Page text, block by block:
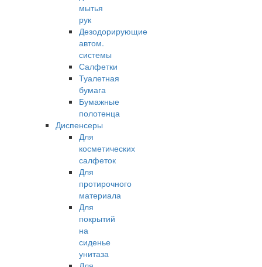
мытья
рук
Дезодорирующие
автом.
системы
Салфетки
Туалетная
бумага
Бумажные
полотенца
Диспенсеры
Для
косметических
салфеток
Для
протирочного
материала
Для
покрытий
на
сиденье
унитаза